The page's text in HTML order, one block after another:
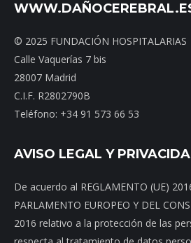
© 2025 FUNDACIÓN HOSPITALARIAS
Calle Vaquerías 7 bis
28007 Madrid
C.I.F. R2802790B
Teléfono: +34 91 573 66 53
AVISO LEGAL Y
De acuerdo al REGLAMENTO (UE)
PARLAMENTO EUROPEO Y DEL
2016 relativo a la protección de las